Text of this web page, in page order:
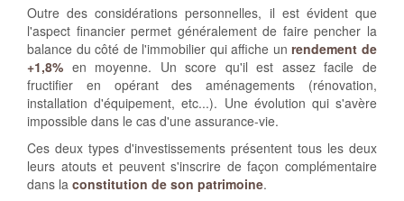
Outre des considérations personnelles, il est évident que
l'aspect financier permet généralement de faire pencher la
balance du côté de l'immobilier qui affiche un rendement de
+1,8% en moyenne. Un score qu'il est assez facile de
fructifier en opérant des aménagements (rénovation,
installation d'équipement, etc...). Une évolution qui s'avère
impossible dans le cas d'une assurance-vie.
Ces deux types d'investissements présentent tous les deux
leurs atouts et peuvent s'inscrire de façon complémentaire
dans la constitution de son patrimoine.